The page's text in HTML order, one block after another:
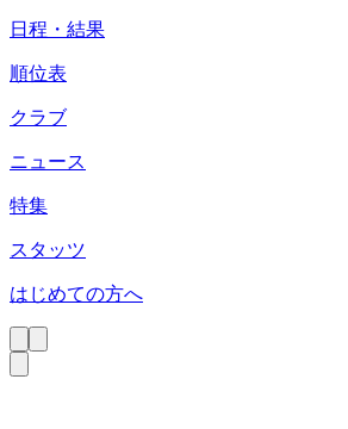
日程・結果
順位表
クラブ
ニュース
特集
スタッツ
はじめての方へ